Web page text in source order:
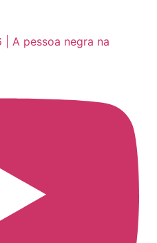
| A pessoa negra na